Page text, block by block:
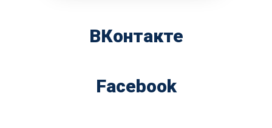
ВКонтакте
Facebook